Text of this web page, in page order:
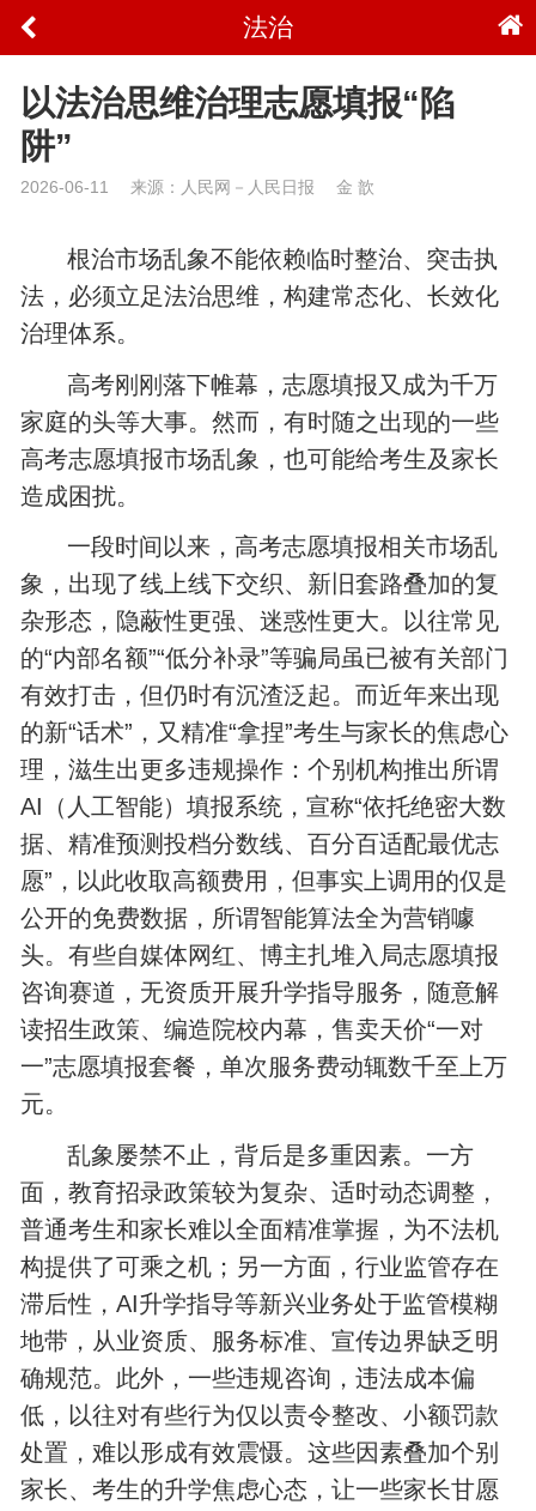
法治
以法治思维治理志愿填报“陷
阱”
2026-06-11 来源：人民网－人民日报 金 歆
根治市场乱象不能依赖临时整治、突击执
法，必须立足法治思维，构建常态化、长效化
治理体系。
高考刚刚落下帷幕，志愿填报又成为千万
家庭的头等大事。然而，有时随之出现的一些
高考志愿填报市场乱象，也可能给考生及家长
造成困扰。
一段时间以来，高考志愿填报相关市场乱
象，出现了线上线下交织、新旧套路叠加的复
杂形态，隐蔽性更强、迷惑性更大。以往常见
的“内部名额”“低分补录”等骗局虽已被有关部门
有效打击，但仍时有沉渣泛起。而近年来出现
的新“话术”，又精准“拿捏”考生与家长的焦虑心
理，滋生出更多违规操作：个别机构推出所谓
AI（人工智能）填报系统，宣称“依托绝密大数
据、精准预测投档分数线、百分百适配最优志
愿”，以此收取高额费用，但事实上调用的仅是
公开的免费数据，所谓智能算法全为营销噱
头。有些自媒体网红、博主扎堆入局志愿填报
咨询赛道，无资质开展升学指导服务，随意解
读招生政策、编造院校内幕，售卖天价“一对
一”志愿填报套餐，单次服务费动辄数千至上万
元。
乱象屡禁不止，背后是多重因素。一方
面，教育招录政策较为复杂、适时动态调整，
普通考生和家长难以全面精准掌握，为不法机
构提供了可乘之机；另一方面，行业监管存在
滞后性，AI升学指导等新兴业务处于监管模糊
地带，从业资质、服务标准、宣传边界缺乏明
确规范。此外，一些违规咨询，违法成本偏
低，以往对有些行为仅以责令整改、小额罚款
处置，难以形成有效震慑。这些因素叠加个别
家长、考生的升学焦虑心态，让一些家长甘愿